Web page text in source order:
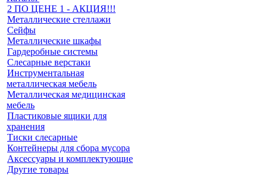
2 ПО ЦЕНЕ 1 - АКЦИЯ!!!
Металлические стеллажи
Сейфы
Металлические шкафы
Гардеробные системы
Слесарные верстаки
Инструментальная
металлическая мебель
Металлическая медицинская
мебель
Пластиковые ящики для
хранения
Тиски слесарные
Контейнеры для сбора мусора
Аксессуары и комплектующие
Другие товары